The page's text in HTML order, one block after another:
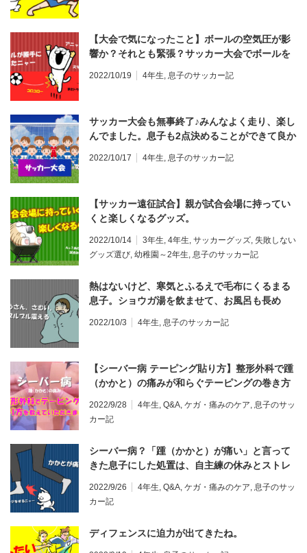
【大会で気になったこと】ボールの空気圧が影
響か？それとも緊張？サッカー大会でボールを
2022/10/19 4年生, 息子のサッカー記
サッカー大会も無事終了♪みんなよく走り、楽し
んでました。息子も2点決めることができて良か
2022/10/17 4年生, 息子のサッカー記
【サッカー遠征試合】親が試合会場に持ってい
くと楽しくなるグッズ。
2022/10/14 3年生, 4年生, サッカーグッズ, 失敗しない
グッズ選び, 幼稚園～2年生, 息子のサッカー記
熱はないけど、寒気とふるえで毛布にくるまる
息子。ショウガ湯を飲ませて、お風呂も長め
2022/10/3 4年生, 息子のサッカー記
【シーバー病 テーピング貼り方】整形外科で踵
（かかと）の痛みが和らぐテーピングの巻き方
2022/9/28 4年生, Q&A, ケガ・痛みのケア, 息子のサッ
カー記
シーバー病？「踵（かかと）が痛い」と言って
きた息子にした処置は、自主練の休みとストレ
2022/9/26 4年生, Q&A, ケガ・痛みのケア, 息子のサッ
カー記
ディフェンスに迫力が出てきたね。